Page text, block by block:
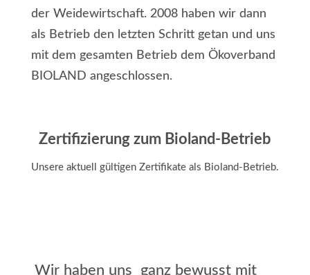
der Weidewirtschaft. 2008 haben wir dann
als Betrieb den letzten Schritt getan und uns
mit dem gesamten Betrieb dem Ökoverband
BIOLAND angeschlossen.
Zertifizierung zum Bioland-Betrieb
Unsere aktuell gültigen Zertifikate als Bioland-Betrieb.
Wir haben uns ganz bewusst mit